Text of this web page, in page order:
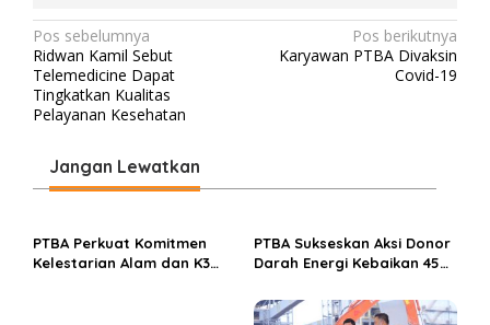
N
a
v
g
a
i
Pos sebelumnya
Ridwan Kamil Sebut
Telemedicine Dapat
Tingkatkan Kualitas
Pelayanan Kesehatan
Pos berikutnya
Karyawan PTBA Divaksin
Covid-19
Jangan Lewatkan
PTBA Perkuat Komitmen
Kelestarian Alam dan K3
PTBA Sukseskan Aksi Donor
Darah Energi Kebaikan 45